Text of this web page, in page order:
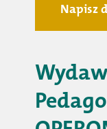
Napisz